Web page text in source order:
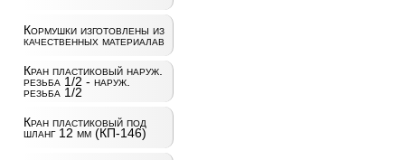
Кормушки изготовлены из
качественных материалав
Кран пластиковый наруж.
резьба 1/2 - наруж.
резьба 1/2
Кран пластиковый под
шланг 12 мм (КП-146)